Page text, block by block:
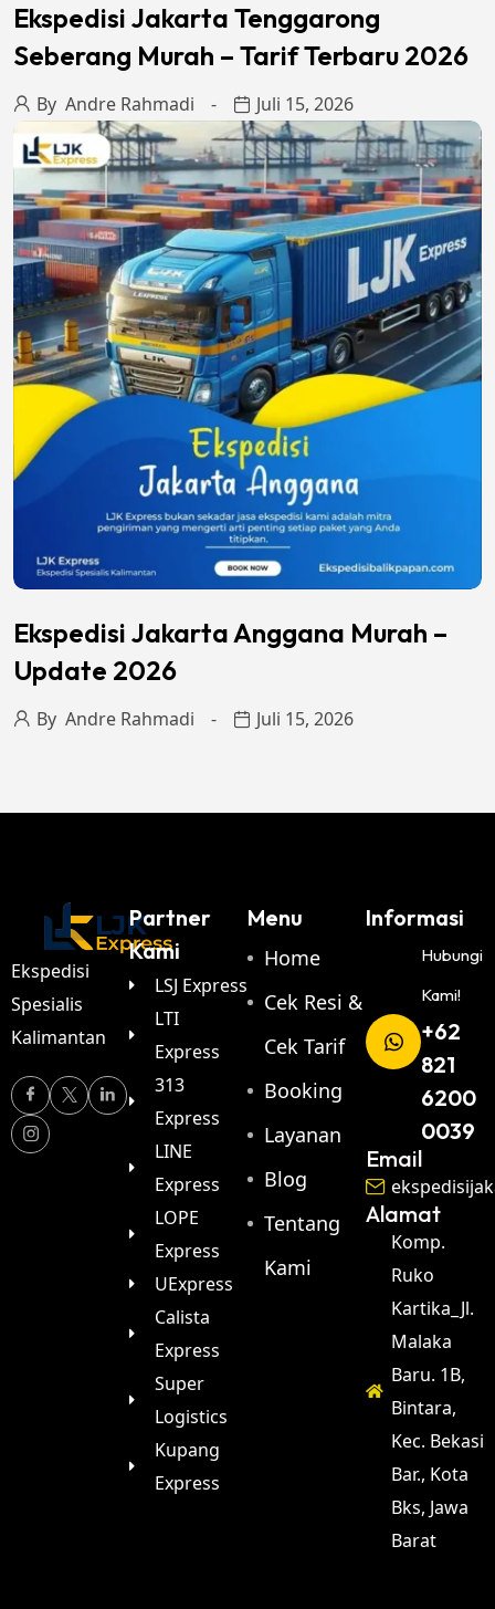
Ekspedisi Jakarta Tenggarong
Seberang Murah – Tarif Terbaru 2026
By Andre Rahmadi Juli 15, 2026
Ekspedisi Jakarta Anggana Murah –
Update 2026
By Andre Rahmadi Juli 15, 2026
Ekspedisi
Spesialis
Kalimantan
Partner
Kami
LSJ Express
LTI
Express
313
Express
LINE
Express
LOPE
Express
UExpress
Calista
Express
Super
Logistics
Kupang
Express
Menu
Home
Cek Resi &
Cek Tarif
Booking
Layanan
Blog
Tentang
Kami
Informasi
Hubungi
Kami!
+62
821
6200
0039
Email
Alamat
Komp.
Ruko
Kartika_Jl.
Malaka
Baru. 1B,
Bintara,
Kec. Bekasi
Bar., Kota
Bks, Jawa
Barat